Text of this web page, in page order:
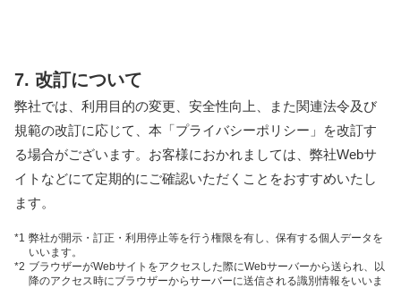
7. 改訂について
弊社では、利用目的の変更、安全性向上、また関連法令及び
規範の改訂に応じて、本「プライバシーポリシー」を改訂す
る場合がございます。お客様におかれましては、弊社Webサ
イトなどにて定期的にご確認いただくことをおすすめいたし
ます。
*1 弊社が開示・訂正・利用停止等を行う権限を有し、保有する個人データを
いいます。
*2 ブラウザーがWebサイトをアクセスした際にWebサーバーから送られ、以
降のアクセス時にブラウザーからサーバーに送信される識別情報をいいま